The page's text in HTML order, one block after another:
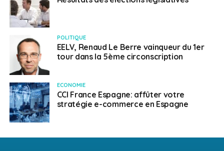
POLITIQUE
EELV, Renaud Le Berre vainqueur du 1er
tour dans la 5ème circonscription
ECONOMIE
CCI France Espagne: affûter votre
stratégie e-commerce en Espagne